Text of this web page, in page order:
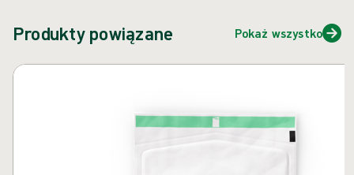
Produkty powiązane Pokaż wszystko